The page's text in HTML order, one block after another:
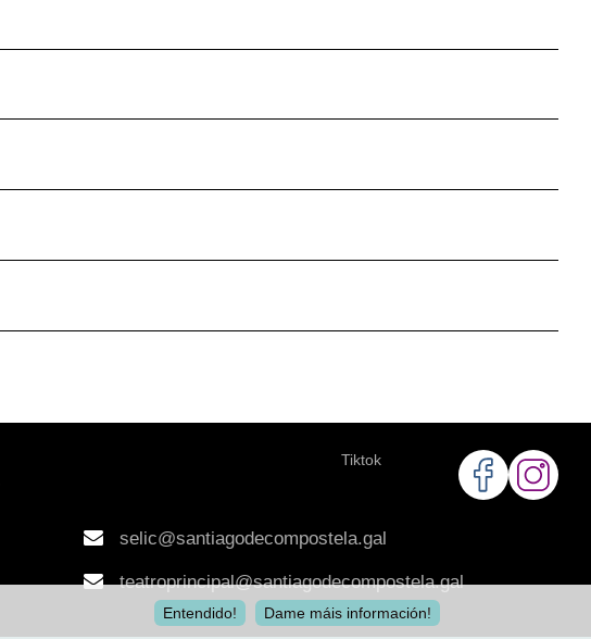
Tiktok
selic@santiagodecompostela.gal
teatroprincipal@santiagodecompostela.gal
Entendido! Dame máis información!